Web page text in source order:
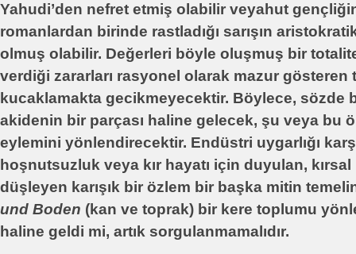
Yahudi’den nefret etmiş olabilir veyahut
romanlardan birinde rastladığı sarışın
olmuş olabilir. Değerleri böyle oluşmuş bir
verdiği zararları rasyonel olarak mazur gösteren
kucaklamakta gecikmeyecektir. Böylece, sözde
akidenin bir parçası haline gelecek, şu veya bu
eylemini yönlendirecektir. Endüstri uygarlığı
hoşnutsuzluk veya kır hayatı için duyulan,
düşleyen karışık bir özlem bir başka mitin
und Boden (kan ve toprak) bir kere toplumu
haline geldi mi, artık sorgulanmamalıdır.